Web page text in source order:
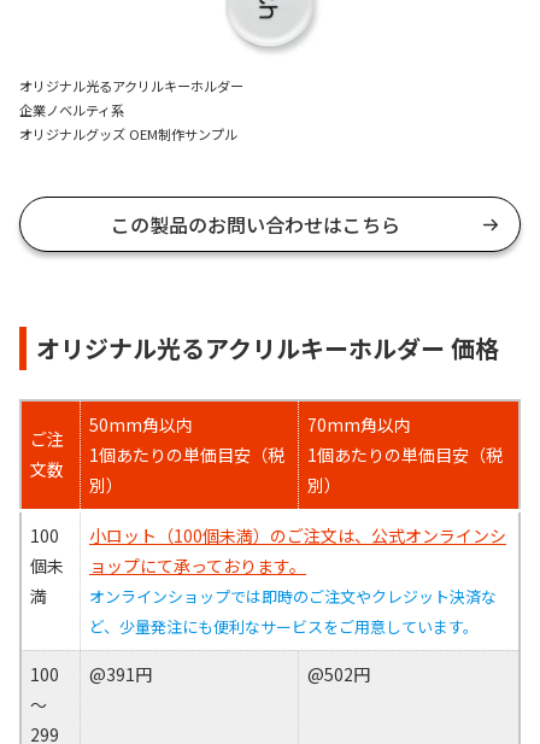
オリジナル光るアクリルキーホルダー
企業ノベルティ系
オリジナルグッズ OEM制作サンプル
この製品のお問い合わせはこちら
オリジナル光るアクリルキーホルダー 価格
ご注
文数
50mm角以内
1個あたりの単価目安（税
別）
70mm角以内
1個あたりの単価目安（税
別）
100
個未
満
小ロット（100個未満）のご注文は、公式オンラインシ
ョップにて承っております。
オンラインショップでは即時のご注文やクレジット決済な
ど、少量発注にも便利なサービスをご用意しています。
100
～
299
@391円 @502円